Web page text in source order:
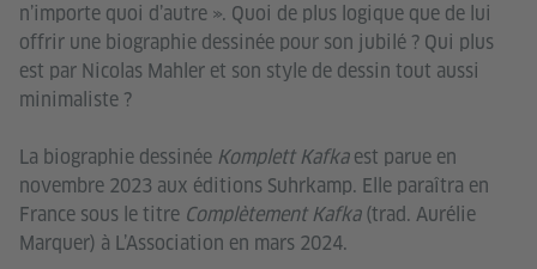
n’importe quoi d’autre ». Quoi de plus logique que de lui
offrir une biographie dessinée pour son jubilé ? Qui plus
est par Nicolas Mahler et son style de dessin tout aussi
minimaliste ?
La biographie dessinée Komplett Kafkaest parue en
novembre 2023 aux éditions Suhrkamp. Elle paraîtra en
France sous le titre Complètement Kafka(trad. Aurélie
Marquer) à L’Association en mars 2024.